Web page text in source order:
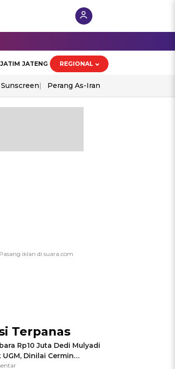
JATIM JATENG REGIONAL
Sunscreen Perang As-Iran
Terpanas
Rp10 Juta Dedi Mulyadi
Dinilai Cermin
Negara Jamin Keamanan